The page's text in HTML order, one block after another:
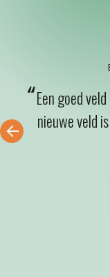
Een goed
nieuwe veld